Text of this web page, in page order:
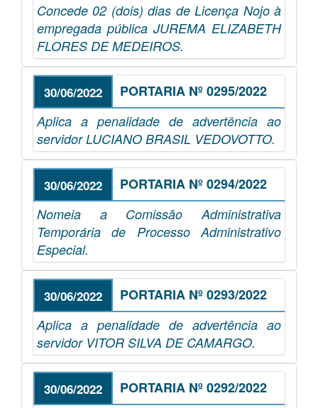
Concede 02 (dois) dias de Licença Nojo à
empregada pública JUREMA ELIZABETH
FLORES DE MEDEIROS.
30/06/2022 PORTARIA Nº 0295/2022
Aplica a penalidade de advertência ao
servidor LUCIANO BRASIL VEDOVOTTO.
30/06/2022 PORTARIA Nº 0294/2022
Nomeia a Comissão Administrativa
Temporária de Processo Administrativo
Especial.
30/06/2022 PORTARIA Nº 0293/2022
Aplica a penalidade de advertência ao
servidor VITOR SILVA DE CAMARGO.
30/06/2022 PORTARIA Nº 0292/2022